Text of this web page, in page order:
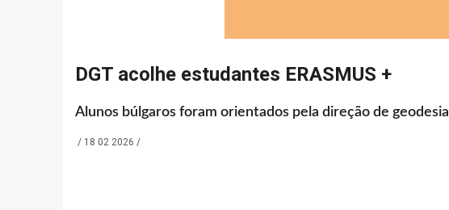
DGT acolhe estudantes ERASMUS +
Alunos búlgaros foram orientados pela direção de geodesia
/ 18 02 2026 /